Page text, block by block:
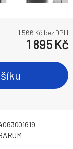
1 566 Kč bez DPH
1 895 Kč